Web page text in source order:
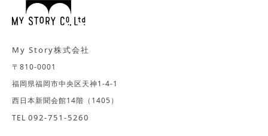
My Story株式会社
〒810-0001
福岡県福岡市中央区天神1-4-1
西日本新聞会館14階（1405）
TEL 092-751-5260